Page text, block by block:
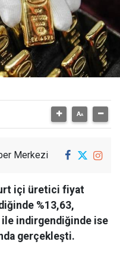
Merkezi
içi üretici fiyat
%13,63,
indirgendiğinde ise
gerçekleşti.